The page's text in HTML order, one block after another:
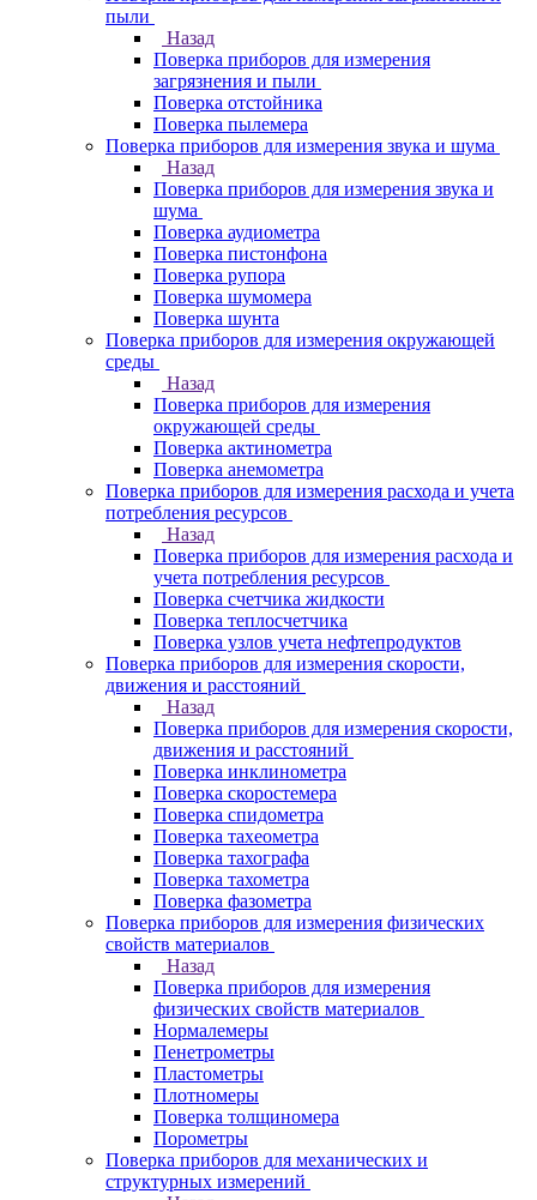
пыли
Назад
Поверка приборов для измерения
загрязнения и пыли
Поверка отстойника
Поверка пылемера
Поверка приборов для измерения звука и шума
Назад
Поверка приборов для измерения звука и
шума
Поверка аудиометра
Поверка пистонфона
Поверка рупора
Поверка шумомера
Поверка шунта
Поверка приборов для измерения окружающей
среды
Назад
Поверка приборов для измерения
окружающей среды
Поверка актинометра
Поверка анемометра
Поверка приборов для измерения расхода и учета
потребления ресурсов
Назад
Поверка приборов для измерения расхода и
учета потребления ресурсов
Поверка счетчика жидкости
Поверка теплосчетчика
Поверка узлов учета нефтепродуктов
Поверка приборов для измерения скорости,
движения и расстояний
Назад
Поверка приборов для измерения скорости,
движения и расстояний
Поверка инклинометра
Поверка скоростемера
Поверка спидометра
Поверка тахеометра
Поверка тахографа
Поверка тахометра
Поверка фазометра
Поверка приборов для измерения физических
свойств материалов
Назад
Поверка приборов для измерения
физических свойств материалов
Нормалемеры
Пенетрометры
Пластометры
Плотномеры
Поверка толщиномера
Порометры
Поверка приборов для механических и
структурных измерений